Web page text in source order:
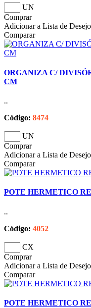
UN
Comprar
Adicionar a Lista de
Comparar
ORGANIZA C/
CM
..
Código: 8474
UN
Comprar
Adicionar a Lista de
Comparar
POTE HERMETICO
..
Código: 4052
CX
Comprar
Adicionar a Lista de
Comparar
POTE HERMETICO